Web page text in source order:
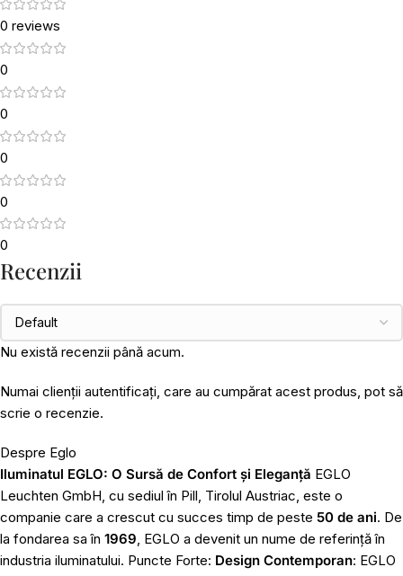
0 reviews
0
0
0
0
0
Recenzii
Nu există recenzii până acum.
Numai clienții autentificați, care au cumpărat acest produs, pot să
scrie o recenzie.
Despre Eglo
Iluminatul EGLO: O Sursă de Confort și Eleganță EGLO
Leuchten GmbH, cu sediul în Pill, Tirolul Austriac, este o
companie care a crescut cu succes timp de peste 50 de ani. De
la fondarea sa în 1969, EGLO a devenit un nume de referință în
industria iluminatului. Puncte Forte: Design Contemporan: EGLO